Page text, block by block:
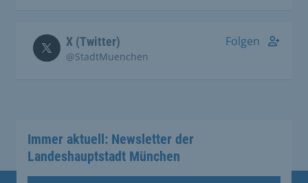
X (Twitter)
@StadtMuenchen
Folgen
Immer aktuell: Newsletter der
Landeshauptstadt München